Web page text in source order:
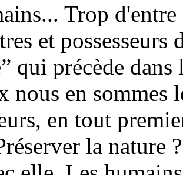
Trop
et
qui précède
nous en sommes
en tout
la nature